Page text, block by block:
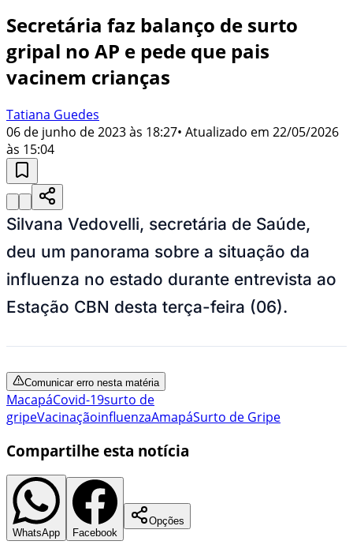
Secretária faz balanço de surto
gripal no AP e pede que pais
vacinem crianças
Tatiana Guedes
06 de junho de 2023 às 18:27• Atualizado em 22/05/2026
às 15:04
Silvana Vedovelli, secretária de Saúde,
deu um panorama sobre a situação da
influenza no estado durante entrevista ao
Estação CBN desta terça-feira (06).
Comunicar erro nesta matéria
MacapáCovid-19surto de
gripeVacinaçãoinfluenzaAmapáSurto de Gripe
Compartilhe esta notícia
WhatsApp Facebook
Opções